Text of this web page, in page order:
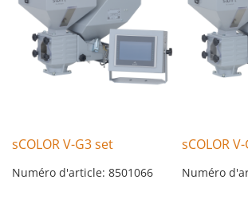
sCOLOR V-G3 set
Numéro d'article: 8501066
sCOLOR
Numéro